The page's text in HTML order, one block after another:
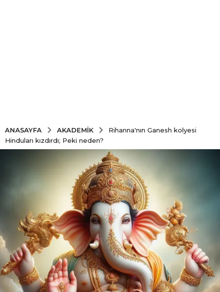
ANASAYFA AKADEMIK
Rihanna'nın Ganesh kolyesi
Hinduları kızdırdı; Peki neden?